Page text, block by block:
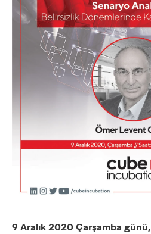
9 Aralık 2020 Çarşamba günü,